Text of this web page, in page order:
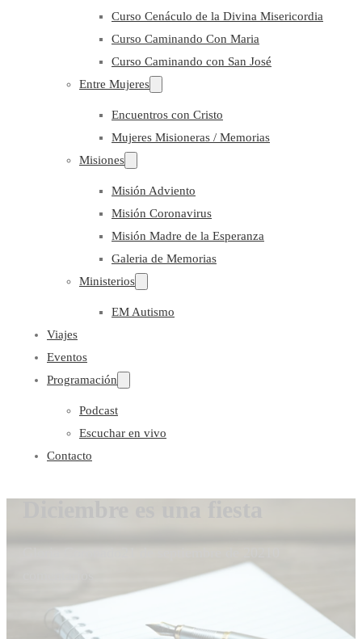
Curso Cenáculo de la Divina Misericordia
Curso Caminando Con Maria
Curso Caminando con San José
Entre Mujeres
Encuentros con Cristo
Mujeres Misioneras / Memorias
Misiones
Misión Adviento
Misión Coronavirus
Misión Madre de la Esperanza
Galeria de Memorias
Ministerios
EM Autismo
Viajes
Eventos
Programación
Podcast
Escuchar en vivo
Contacto